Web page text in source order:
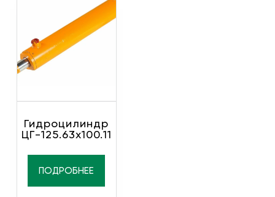
Гидроцилиндр
ЦГ-125.63х100.11
ПОДРОБНЕЕ